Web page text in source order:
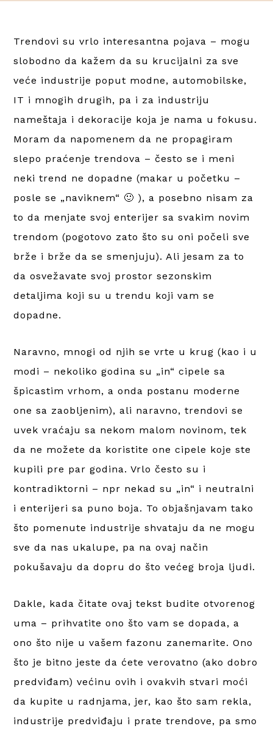
Trendovi su vrlo interesantna pojava – mogu
slobodno da kažem da su krucijalni za sve
veće industrije poput modne, automobilske,
IT i mnogih drugih, pa i za industriju
nameštaja i dekoracije koja je nama u fokusu.
Moram da napomenem da ne propagiram
slepo praćenje trendova – često se i meni
neki trend ne dopadne (makar u početku –
posle se „naviknem“ 🙂 ), a posebno nisam za
to da menjate svoj enterijer sa svakim novim
trendom (pogotovo zato što su oni počeli sve
brže i brže da se smenjuju). Ali jesam za to
da osvežavate svoj prostor sezonskim
detaljima koji su u trendu koji vam se
dopadne.
Naravno, mnogi od njih se vrte u krug (kao i u
modi – nekoliko godina su „in“ cipele sa
špicastim vrhom, a onda postanu moderne
one sa zaobljenim), ali naravno, trendovi se
uvek vraćaju sa nekom malom novinom, tek
da ne možete da koristite one cipele koje ste
kupili pre par godina. Vrlo često su i
kontradiktorni – npr nekad su „in“ i neutralni
i enterijeri sa puno boja. To objašnjavam tako
što pomenute industrije shvataju da ne mogu
sve da nas ukalupe, pa na ovaj način
pokušavaju da dopru do što većeg broja ljudi.
Dakle, kada čitate ovaj tekst budite otvorenog
uma – prihvatite ono što vam se dopada, a
ono što nije u vašem fazonu zanemarite. Ono
što je bitno jeste da ćete verovatno (ako dobro
predviđam) većinu ovih i ovakvih stvari moći
da kupite u radnjama, jer, kao što sam rekla,
industrije predviđaju i prate trendove, pa smo